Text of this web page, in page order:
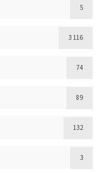
5
3 116
74
89
132
3